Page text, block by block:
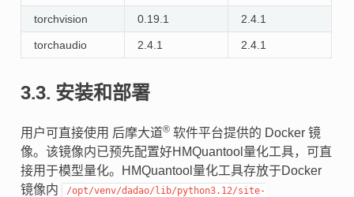
torchvision 0.19.1 2.4.1
torchaudio 2.4.1 2.4.1
3.3. 安装和部署
用户可直接使用 后摩大道®软件平台提供的 Docker 镜
像。该镜像内已预先配置好HMQuantool量化工具，可直
接用于模型量化。HMQuantool量化工具存放于Docker
镜像内
/opt/venv/dadao/lib/python3.12/site-